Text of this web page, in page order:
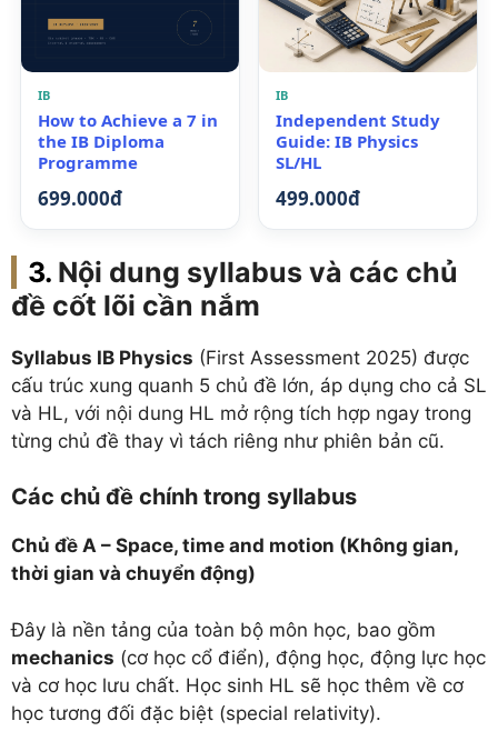
IB
How to Achieve a 7 in
the IB Diploma
Programme
699.000đ
IB
Independent Study
Guide: IB Physics
SL/HL
499.000đ
Nội dung syllabus và các chủ
đề cốt lõi cần nắm
Syllabus IB Physics (First Assessment 2025) được
cấu trúc xung quanh 5 chủ đề lớn, áp dụng cho cả SL
và HL, với nội dung HL mở rộng tích hợp ngay trong
từng chủ đề thay vì tách riêng như phiên bản cũ.
Các chủ đề chính trong syllabus
Chủ đề A – Space, time and motion (Không gian,
thời gian và chuyển động)
Đây là nền tảng của toàn bộ môn học, bao gồm
mechanics (cơ học cổ điển), động học, động lực học
và cơ học lưu chất. Học sinh HL sẽ học thêm về cơ
học tương đối đặc biệt (special relativity).